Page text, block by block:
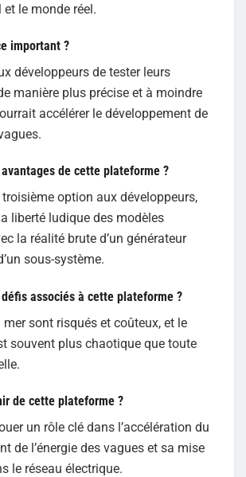
le monde réel.
important ?
développeurs de tester leurs
manière plus précise et à moindre
accélérer le développement de
de cette plateforme ?
option aux développeurs,
liberté ludique des modèles
la réalité brute d’un générateur
sous-système.
associés à cette plateforme ?
mer sont risqués et coûteux, et le
souvent plus chaotique que toute
de cette plateforme ?
un rôle clé dans l’accélération du
de l’énergie des vagues et sa mise
le réseau électrique.